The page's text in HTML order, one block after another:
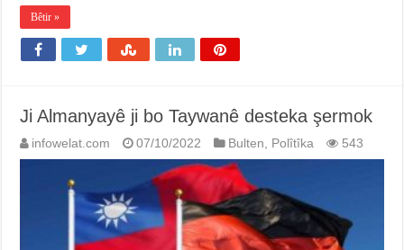
Bêtir »
Ji Almanyayê ji bo Taywanê desteka şermok
infowelat.com 07/10/2022 Bulten, Polîtîka 543